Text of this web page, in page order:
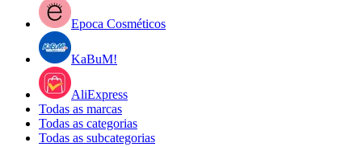
Epoca Cosméticos
KaBuM!
AliExpress
Todas as marcas
Todas as categorias
Todas as subcategorias